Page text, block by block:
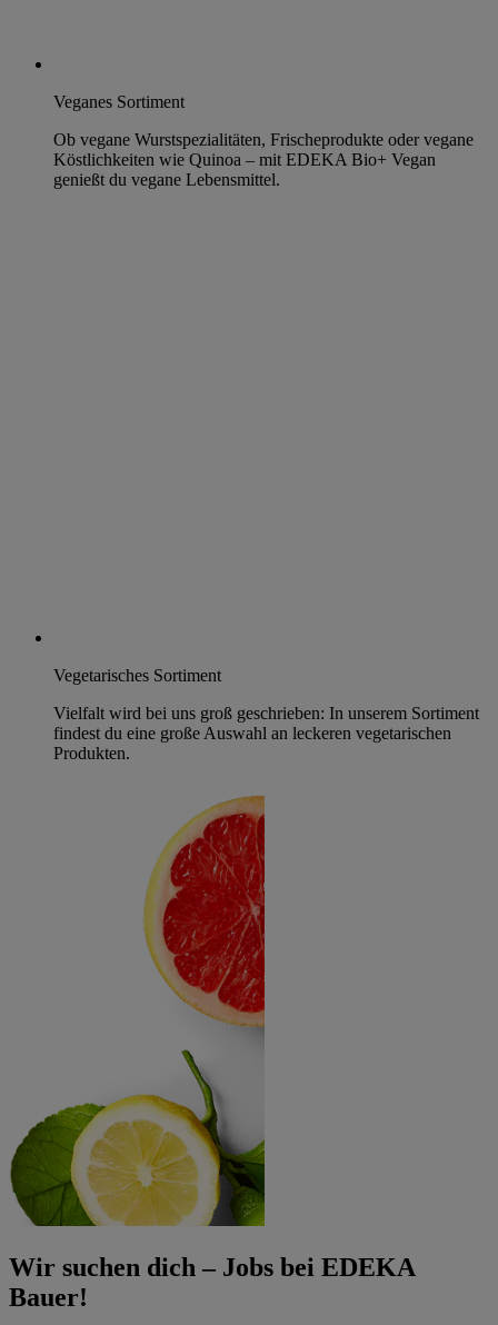
Veganes Sortiment
Ob vegane Wurstspezialitäten, Frischeprodukte oder vegane
Köstlichkeiten wie Quinoa – mit EDEKA Bio+ Vegan
genießt du vegane Lebensmittel.
Vegetarisches Sortiment
Vielfalt wird bei uns groß geschrieben: In unserem Sortiment
findest du eine große Auswahl an leckeren vegetarischen
Produkten.
Wir suchen dich – Jobs bei EDEKA
Bauer!